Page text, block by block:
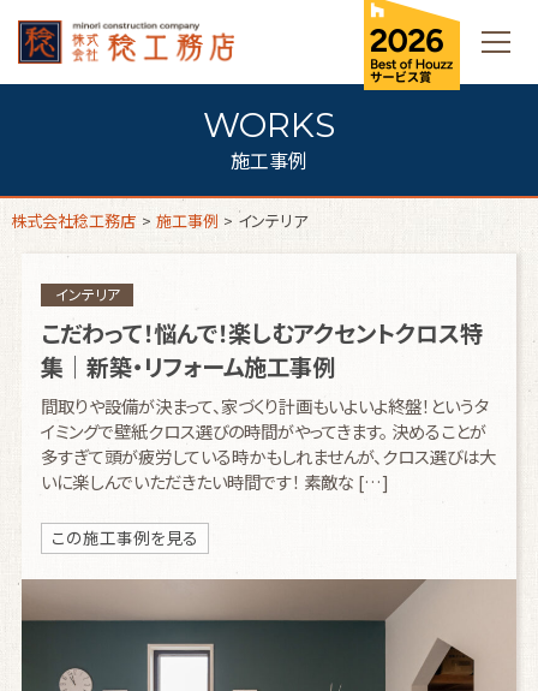
施工事例
株式会社稔工務店 > 施工事例 > インテリア
インテリア
こだわって！悩んで！楽しむアクセントクロス特
集｜新築・リフォーム施工事例
間取りや設備が決まって、家づくり計画もいよいよ終盤！というタ
イミングで壁紙クロス選びの時間がやってきます。 決めることが
多すぎて頭が疲労している時かもしれませんが、クロス選びは大
いに楽しんでいただきたい時間です！ 素敵な […]
この施工事例を見る